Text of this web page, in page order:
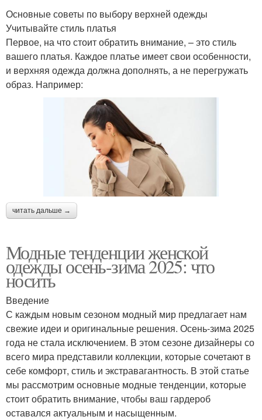
Основные советы по выбору верхней одежды
Учитывайте стиль платья
Первое, на что стоит обратить внимание, – это стиль
вашего платья. Каждое платье имеет свои особенности,
и верхняя одежда должна дополнять, а не перегружать
образ. Например:
читать дальше →
Модные тенденции женской
одежды осень-зима 2025: что
носить
Введение
С каждым новым сезоном модный мир предлагает нам
свежие идеи и оригинальные решения. Осень-зима 2025
года не стала исключением. В этом сезоне дизайнеры со
всего мира представили коллекции, которые сочетают в
себе комфорт, стиль и экстравагантность. В этой статье
мы рассмотрим основные модные тенденции, которые
стоит обратить внимание, чтобы ваш гардероб
оставался актуальным и насыщенным.